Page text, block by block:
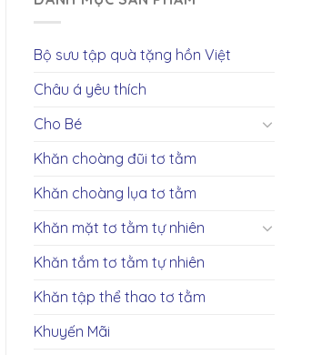
Bộ sưu tập quà tặng hồn Việt
Châu á yêu thích
Cho Bé
Khăn choàng đũi tơ tằm
Khăn choàng lụa tơ tằm
Khăn mặt tơ tằm tự nhiên
Khăn tắm tơ tằm tự nhiên
Khăn tập thể thao tơ tằm
Khuyến Mãi